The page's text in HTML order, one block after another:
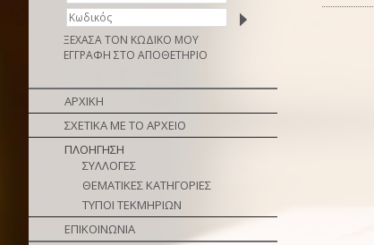
ΞΕΧΑΣΑ ΤΟΝ ΚΩΔΙΚΟ ΜΟΥ
ΕΓΓΡΑΦΗ ΣΤΟ ΑΠΟΘΕΤΗΡΙΟ
ΑΡΧΙΚΗ
ΣΧΕΤΙΚΑ ΜΕ ΤΟ ΑΡΧΕΙΟ
ΠΛΟΗΓΗΣΗ
ΣΥΛΛΟΓΕΣ
ΘΕΜΑΤΙΚΕΣ ΚΑΤΗΓΟΡΙΕΣ
ΤΥΠΟΙ ΤΕΚΜΗΡΙΩΝ
ΕΠΙΚΟΙΝΩΝΙΑ